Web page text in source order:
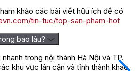
khảo các bài viết hữu ích để có
tin-tuc/top-san-pham-hot
bao lâu?
trong nội thành Hà Nội và TP.
khu vực lân cận và tỉnh thành khác,